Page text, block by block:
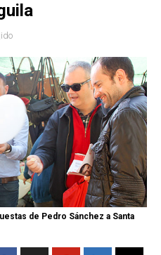
de Pedro Sánchez a Santa